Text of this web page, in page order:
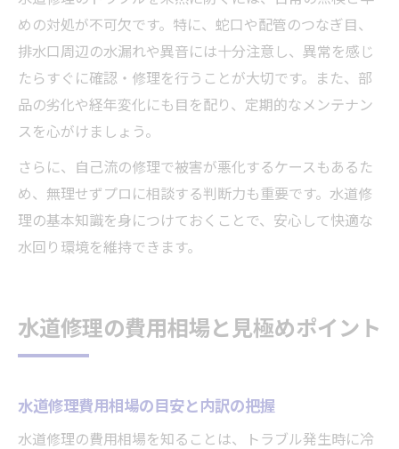
めの対処が不可欠です。特に、蛇口や配管のつなぎ目、
排水口周辺の水漏れや異音には十分注意し、異常を感じ
たらすぐに確認・修理を行うことが大切です。また、部
品の劣化や経年変化にも目を配り、定期的なメンテナン
スを心がけましょう。
さらに、自己流の修理で被害が悪化するケースもあるた
め、無理せずプロに相談する判断力も重要です。水道修
理の基本知識を身につけておくことで、安心して快適な
水回り環境を維持できます。
水道修理の費用相場と見極めポイント
水道修理費用相場の目安と内訳の把握
水道修理の費用相場を知ることは、トラブル発生時に冷